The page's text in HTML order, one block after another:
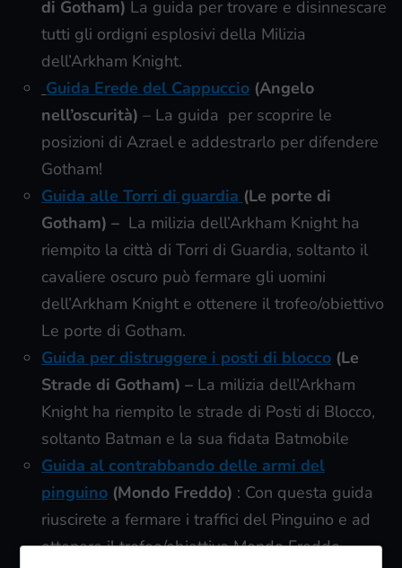
di Gotham) La guida per trovare e disinnescare
tutti gli ordigni esplosivi della Milizia
dell’Arkham Knight.
Guida Erede del Cappuccio (Angelo
nell’oscurità) – La guida per scoprire le
posizioni di Azrael e addestrarlo per difendere
Gotham!
Guida alle Torri di guardia (Le porte di
Gotham) – La milizia dell’Arkham Knight ha
riempito la città di Torri di Guardia, soltanto il
cavaliere oscuro può fermare gli uomini
dell’Arkham Knight e ottenere il trofeo/obiettivo
Le porte di Gotham.
Guida per distruggere i posti di blocco (Le
Strade di Gotham) – La milizia dell’Arkham
Knight ha riempito le strade di Posti di Blocco,
soltanto Batman e la sua fidata Batmobile
Guida al contrabbando delle armi del
pinguino (Mondo Freddo) : Con questa guida
riuscirete a fermare i traffici del Pinguino e ad
ottenere il trofeo/obiettivo Mondo Freddo.